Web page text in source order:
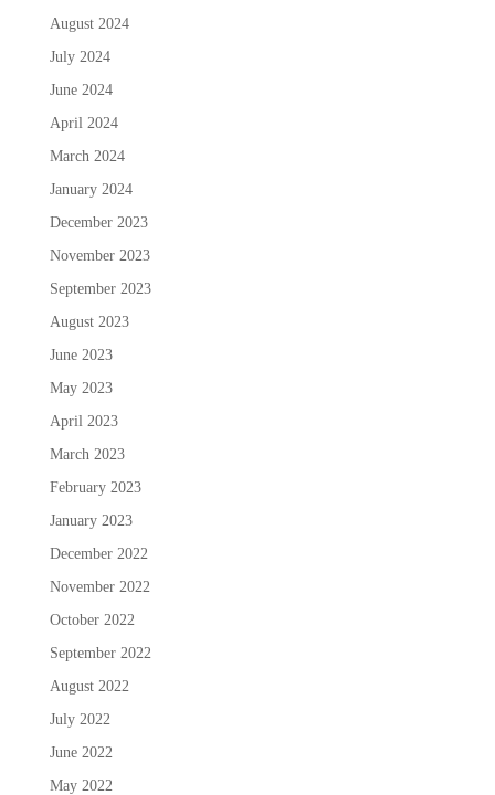
August 2024
July 2024
June 2024
April 2024
March 2024
January 2024
December 2023
November 2023
September 2023
August 2023
June 2023
May 2023
April 2023
March 2023
February 2023
January 2023
December 2022
November 2022
October 2022
September 2022
August 2022
July 2022
June 2022
May 2022